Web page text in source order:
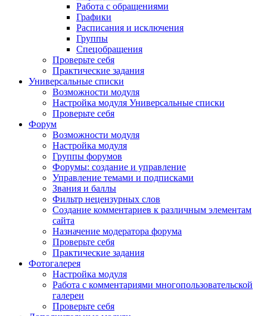
Работа с обращениями
Графики
Расписания и исключения
Группы
Спецобращения
Проверьте себя
Практические задания
Универсальные списки
Возможности модуля
Настройка модуля Универсальные списки
Проверьте себя
Форум
Возможности модуля
Настройка модуля
Группы форумов
Форумы: создание и управление
Управление темами и подписками
Звания и баллы
Фильтр нецензурных слов
Создание комментариев к различным элементам
сайта
Назначение модератора форума
Проверьте себя
Практические задания
Фотогалерея
Настройка модуля
Работа с комментариями многопользовательской
галереи
Проверьте себя